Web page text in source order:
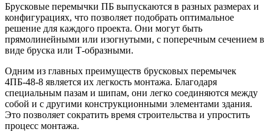
Брусковые перемычки ПБ выпускаются в разных размерах и
конфигурациях, что позволяет подобрать оптимальное
решение для каждого проекта. Они могут быть
прямолинейными или изогнутыми, с поперечным сечением в
виде бруска или Т-образными.
Одним из главных преимуществ брусковых перемычек
4ПБ-48-8 является их легкость монтажа. Благодаря
специальным пазам и шипам, они легко соединяются между
собой и с другими конструкционными элементами здания.
Это позволяет сократить время строительства и упростить
процесс монтажа.